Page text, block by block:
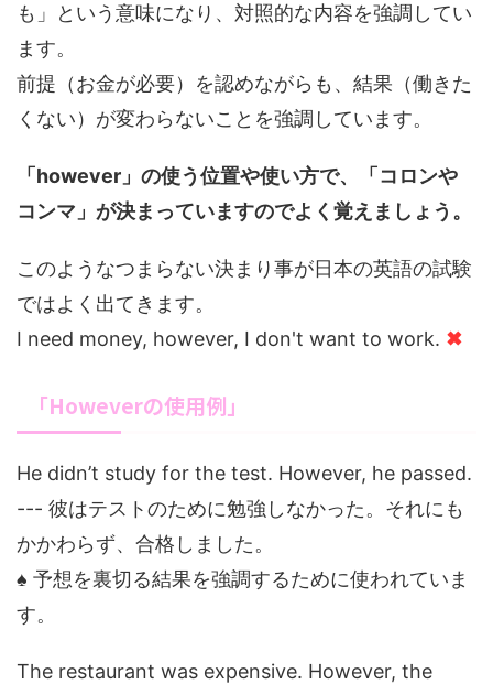
も」という意味になり、対照的な内容を強調してい
ます。
前提（お金が必要）を認めながらも、結果（働きた
くない）が変わらないことを強調しています。
「however」の使う位置や使い方で、「コロンや
コンマ」が決まっていますのでよく覚えましょう。
このようなつまらない決まり事が日本の英語の試験
ではよく出てきます。
I need money, however, I don't want to work. ✖
「Howeverの使用例」
He didn’t study for the test. However, he passed.
--- 彼はテストのために勉強しなかった。それにも
かかわらず、合格しました。
♠ 予想を裏切る結果を強調するために使われていま
す。
The restaurant was expensive. However, the